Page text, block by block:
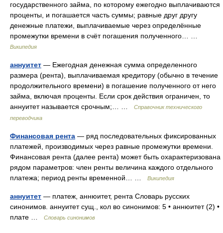
государственного займа, по которому ежегодно выплачиваются
проценты, и погашается часть суммы; равные друг другу
денежные платежи, выплачиваемые через определённые
промежутки времени в счёт погашения полученного… …
Википедия
аннуитет — Ежегодная денежная сумма определенного
размера (рента), выплачиваемая кредитору (обычно в течение
продолжительного времени) в погашение полученного от него
займа, включая проценты. Если срок действия ограничен, то
аннуитет называется срочным;… …
Справочник технического
переводчика
Финансовая рента — ряд последовательных фиксированных
платежей, производимых через равные промежутки времени.
Финансовая рента (далее рента) может быть охарактеризована
рядом параметров: член ренты величина каждого отдельного
платежа; период ренты временной… …
Википедия
аннуитет — платеж, аннюитет, рента Словарь русских
синонимов. аннуитет сущ., кол во синонимов: 5 • аннюитет (2) •
плате …
Словарь синонимов